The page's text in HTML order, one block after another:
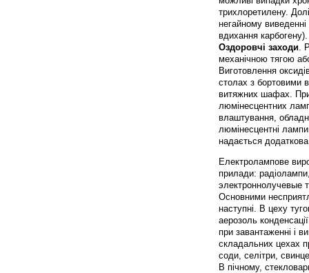
трихлоретилену.
негайному виведенні
вдихання карбогену).
Оздоровчі заходи.
механічною тягою
Виготовлення
столах з бортовими
витяжних шафах. При
люмінесцентних
влаштування,
люмінесцентні
надається додаткова
Електролампове
прилади:
электроннолучевые
Основними
наступні. В цеху
аерозоль
при завантаженні і
складальних цехах
соди, селітри,
В пічному,